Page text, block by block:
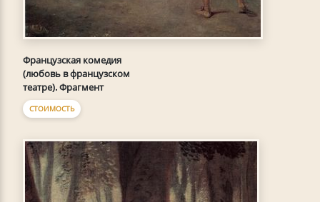
Французская комедия
(любовь в французском
театре). Фрагмент
СТОИМОСТЬ